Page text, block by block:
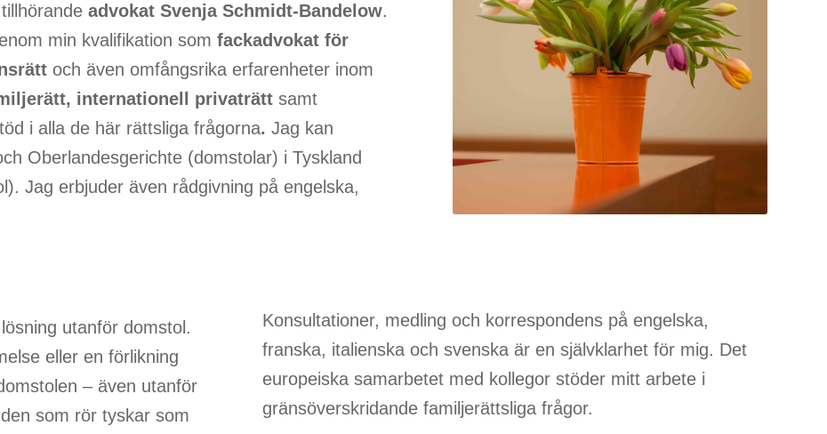
advokat Svenja Schmidt-Bandelow.
min kvalifikation som fackadvokat för
och även omfångsrika erfarenheter inom
internationell privaträtt samt
i alla de här rättsliga frågorna. Jag kan
Oberlandesgerichte (domstolar) i Tyskland
Jag erbjuder även rådgivning på engelska,
utanför domstol.
eller en förlikning
– även utanför
som rör tyskar som
Konsultationer, medling och korrespondens på engelska,
franska, italienska och svenska är en självklarhet för mig. Det
europeiska samarbetet med kollegor stöder mitt arbete i
gränsöverskridande familjerättsliga frågor.